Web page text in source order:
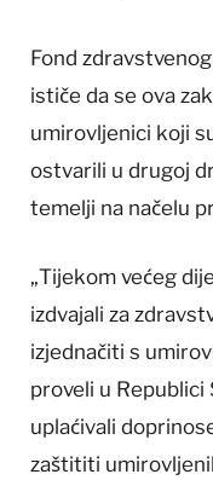
Fond
ističe da se ova
umirovljenici koji
ostvarili u drugoj
temelji na načelu
„Tijekom većeg
izdvajali za
izjednačiti s
proveli u
uplaćivali
zaštititi